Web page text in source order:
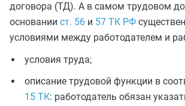
договора (ТД). А в самом трудовом
основании ст. 56 и 57 ТК РФ
условиями между работодателем и
условия труда;
описание трудовой функции в
15 ТК: работодатель обязан